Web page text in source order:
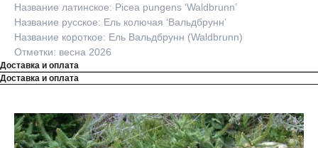
Название латинское: Picea pungens ‘Waldbrunn’
Название русское: Ель колючая ‘Вальдбрунн’
Название короткое: Ель Вальдбрунн (Waldbrunn)
Отметки: весна 2026
Доставка и оплата
Доставка и оплата